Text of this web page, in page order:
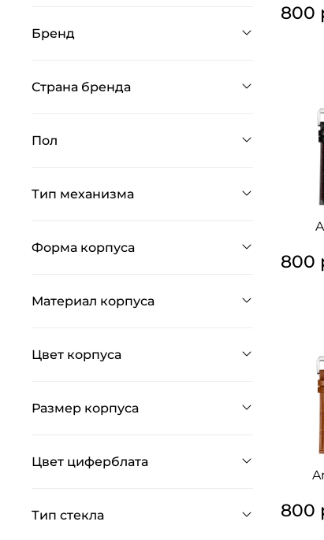
800
800
800
Бренд
Страна бренда
Пол
Тип механизма
Форма корпуса
Материал корпуса
Цвет корпуса
Размер корпуса
Цвет циферблата
Тип стекла